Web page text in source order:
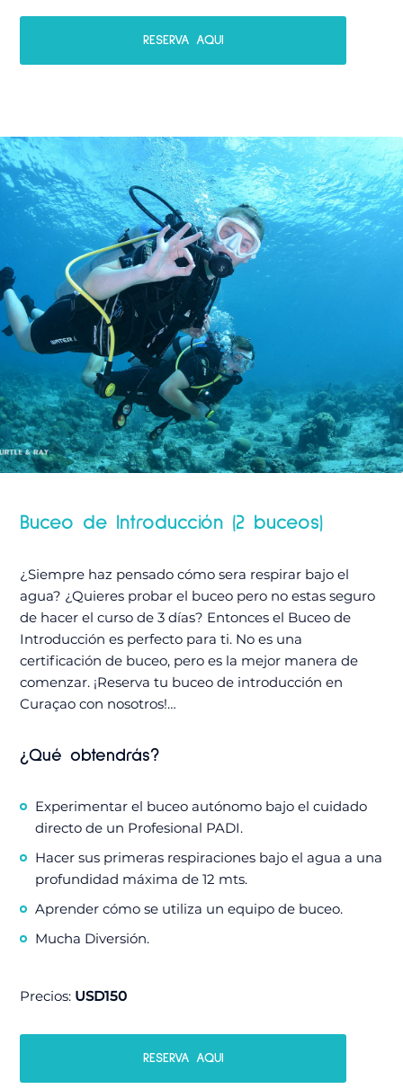
RESERVA AQUI
Buceo de Introducción (2 buceos)
¿Siempre haz pensado cómo sera respirar bajo el
agua? ¿Quieres probar el buceo pero no estas seguro
de hacer el curso de 3 días? Entonces el Buceo de
Introducción es perfecto para ti. No es una
certificación de buceo, pero es la mejor manera de
comenzar. ¡Reserva tu buceo de introducción en
Curaçao con nosotros!…
¿Qué obtendrás?
Experimentar el buceo autónomo bajo el cuidado
directo de un Profesional PADI.
Hacer sus primeras respiraciones bajo el agua a una
profundidad máxima de 12 mts.
Aprender cómo se utiliza un equipo de buceo.
Mucha Diversión.
Precios: USD150
RESERVA AQUI